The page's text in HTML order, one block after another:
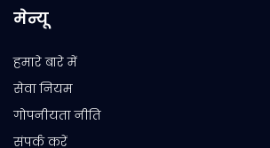
मेन्यू
हमारे बारे में
सेवा नियम
गोपनीयता नीति
संपर्क करें